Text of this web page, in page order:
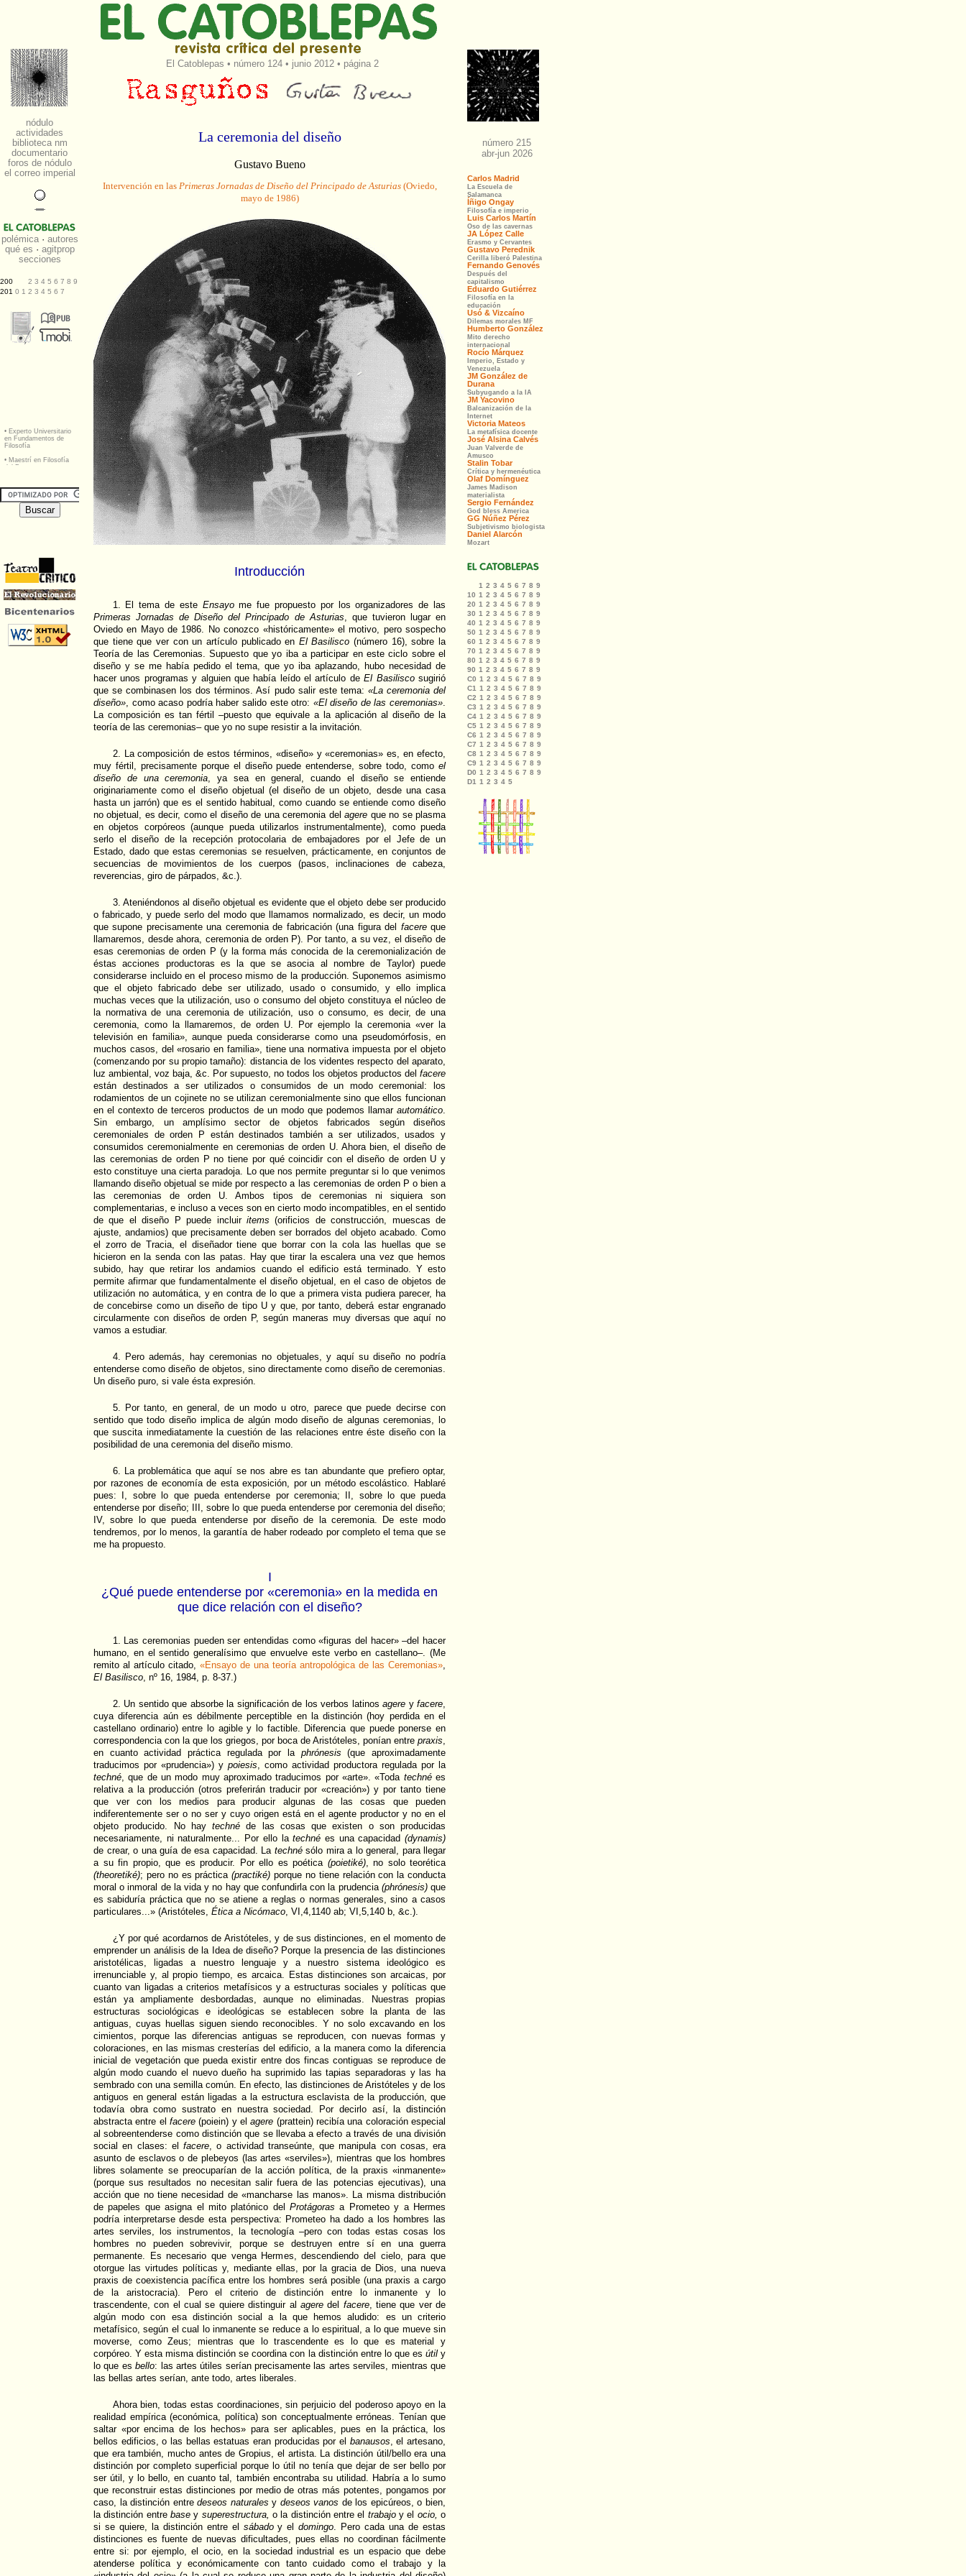
El Catoblepas • número 124 • junio 2012 • página 2
La ceremonia del diseño
Gustavo Bueno
Intervención en las Primeras Jornadas de Diseño del Principado de Asturias(Oviedo,
mayo de 1986)
Introducción
1. El tema de este Ensayome fue propuesto por los organizadores de las
Primeras Jornadas de Diseño del Principado de Asturias, que tuvieron lugar en
Oviedo en Mayo de 1986. No conozco «históricamente» el motivo, pero sospecho
que tiene que ver con un artículo publicado en El Basilisco (número 16), sobre la
Teoría de las Ceremonias. Supuesto que yo iba a participar en este ciclo sobre el
diseño y se me había pedido el tema, que yo iba aplazando, hubo necesidad de
hacer unos programas y alguien que había leído el artículo deEl Basiliscosugirió
que se combinasen los dos términos. Así pudo salir este tema: «La ceremonia del
diseño», como acaso podría haber salido este otro: «El diseño de las ceremonias».
La composición es tan fértil –puesto que equivale a la aplicación al diseño de la
teoría de las ceremonias– que yo no supe resistir a la invitación.
2. La composición de estos términos, «diseño» y «ceremonias» es, en efecto,
muy fértil, precisamente porque el diseño puede entenderse, sobre todo, como el
diseño de una ceremonia, ya sea en general, cuando el diseño se entiende
originariamente como el diseño objetual (el diseño de un objeto, desde una casa
hasta un jarrón) que es el sentido habitual, como cuando se entiende como diseño
no objetual, es decir, como el diseño de una ceremonia delagere que no se plasma
en objetos corpóreos (aunque pueda utilizarlos instrumentalmente), como pueda
serlo el diseño de la recepción protocolaria de embajadores por el Jefe de un
Estado, dado que estas ceremonias se resuelven, prácticamente, en conjuntos de
secuencias de movimientos de los cuerpos (pasos, inclinaciones de cabeza,
reverencias, giro de párpados, &c.).
3. Ateniéndonos al diseño objetual es evidente que el objeto debe ser producido
o fabricado, y puede serlo del modo que llamamos normalizado, es decir, un modo
que supone precisamente una ceremonia de fabricación (una figura del facereque
llamaremos, desde ahora, ceremonia de orden P). Por tanto, a su vez, el diseño de
esas ceremonias de orden P (y la forma más conocida de la ceremonialización de
éstas acciones productoras es la que se asocia al nombre de Taylor) puede
considerarse incluido en el proceso mismo de la producción. Suponemos asimismo
que el objeto fabricado debe ser utilizado, usado o consumido, y ello implica
muchas veces que la utilización, uso o consumo del objeto constituya el núcleo de
la normativa de una ceremonia de utilización, uso o consumo, es decir, de una
ceremonia, como la llamaremos, de orden U. Por ejemplo la ceremonia «ver la
televisión en familia», aunque pueda considerarse como una pseudomórfosis, en
muchos casos, del «rosario en familia», tiene una normativa impuesta por el objeto
(comenzando por su propio tamaño): distancia de los videntes respecto del aparato,
luz ambiental, voz baja, &c. Por supuesto, no todos los objetos productos del facere
están destinados a ser utilizados o consumidos de un modo ceremonial: los
rodamientos de un cojinete no se utilizan ceremonialmente sino que ellos funcionan
en el contexto de terceros productos de un modo que podemos llamar automático.
Sin embargo, un amplísimo sector de objetos fabricados según diseños
ceremoniales de orden P están destinados también a ser utilizados, usados y
consumidos ceremonialmente en ceremonias de orden U. Ahora bien, el diseño de
las ceremonias de orden P no tiene por qué coincidir con el diseño de orden U y
esto constituye una cierta paradoja. Lo que nos permite preguntar si lo que venimos
llamando diseño objetual se mide por respecto a las ceremonias de orden P o bien a
las ceremonias de orden U. Ambos tipos de ceremonias ni siquiera son
complementarias, e incluso a veces son en cierto modo incompatibles, en el sentido
de que el diseño P puede incluir items (orificios de construcción, muescas de
ajuste, andamios) que precisamente deben ser borrados del objeto acabado. Como
el zorro de Tracia, el diseñador tiene que borrar con la cola las huellas que se
hicieron en la senda con las patas. Hay que tirar la escalera una vez que hemos
subido, hay que retirar los andamios cuando el edificio está terminado. Y esto
permite afirmar que fundamentalmente el diseño objetual, en el caso de objetos de
utilización no automática, y en contra de lo que a primera vista pudiera parecer, ha
de concebirse como un diseño de tipo U y que, por tanto, deberá estar engranado
circularmente con diseños de orden P, según maneras muy diversas que aquí no
vamos a estudiar.
4. Pero además, hay ceremonias no objetuales, y aquí su diseño no podría
entenderse como diseño de objetos, sino directamente como diseño de ceremonias.
Un diseño puro, si vale ésta expresión.
5. Por tanto, en general, de un modo u otro, parece que puede decirse con
sentido que todo diseño implica de algún modo diseño de algunas ceremonias, lo
que suscita inmediatamente la cuestión de las relaciones entre éste diseño con la
posibilidad de una ceremonia del diseño mismo.
6. La problemática que aquí se nos abre es tan abundante que prefiero optar,
por razones de economía de esta exposición, por un método escolástico. Hablaré
pues: I, sobre lo que pueda entenderse por ceremonia; II, sobre lo que pueda
entenderse por diseño; III, sobre lo que pueda entenderse por ceremonia del diseño;
IV, sobre lo que pueda entenderse por diseño de la ceremonia. De este modo
tendremos, por lo menos, la garantía de haber rodeado por completo el tema que se
me ha propuesto.
I
¿Qué puede entenderse por «ceremonia» en la medida en
que dice relación con el diseño?
1. Las ceremonias pueden ser entendidas como «figuras del hacer» –del hacer
humano, en el sentido generalísimo que envuelve este verbo en castellano–. (Me
remito al artículo citado, «Ensayo de una teoría antropológica de las Ceremonias»,
El Basilisco, nº 16, 1984, p. 8-37.)
2. Un sentido que absorbe la significación de los verbos latinosagere yfacere,
cuya diferencia aún es débilmente perceptible en la distinción (hoy perdida en el
castellano ordinario) entre lo agible y lo factible. Diferencia que puede ponerse en
correspondencia con la que los griegos, por boca de Aristóteles, ponían entre praxis,
en cuanto actividad práctica regulada por la phrónesis (que aproximadamente
traducimos por «prudencia») y poiesis, como actividad productora regulada por la
techné, que de un modo muy aproximado traducimos por «arte». «Toda technées
relativa a la producción (otros preferirán traducir por «creación») y por tanto tiene
que ver con los medios para producir algunas de las cosas que pueden
indiferentemente ser o no ser y cuyo origen está en el agente productor y no en el
objeto producido. No hay techné de las cosas que existen o son producidas
necesariamente, ni naturalmente... Por ello latechné es una capacidad(dynamis)
de crear, o una guía de esa capacidad. La technésólo mira a lo general, para llegar
a su fin propio, que es producir. Por ello es poética (poietiké), no solo teorética
(theoretiké); pero no es práctica(practiké) porque no tiene relación con la conducta
moral o inmoral de la vida y no hay que confundirla con la prudencia (phrónesis)que
es sabiduría práctica que no se atiene a reglas o normas generales, sino a casos
particulares...» (Aristóteles, Ética a Nicómaco, VI,4,1140 ab; VI,5,140 b, &c.).
¿Y por qué acordarnos de Aristóteles, y de sus distinciones, en el momento de
emprender un análisis de la Idea de diseño? Porque la presencia de las distinciones
aristotélicas, ligadas a nuestro lenguaje y a nuestro sistema ideológico es
irrenunciable y, al propio tiempo, es arcaica. Estas distinciones son arcaicas, por
cuanto van ligadas a criterios metafísicos y a estructuras sociales y políticas que
están ya ampliamente desbordadas, aunque no eliminadas. Nuestras propias
estructuras sociológicas e ideológicas se establecen sobre la planta de las
antiguas, cuyas huellas siguen siendo reconocibles. Y no solo excavando en los
cimientos, porque las diferencias antiguas se reproducen, con nuevas formas y
coloraciones, en las mismas cresterías del edificio, a la manera como la diferencia
inicial de vegetación que pueda existir entre dos fincas contiguas se reproduce de
algún modo cuando el nuevo dueño ha suprimido las tapias separadoras y las ha
sembrado con una semilla común. En efecto, las distinciones de Aristóteles y de los
antiguos en general están ligadas a la estructura esclavista de la producción, que
todavía obra como sustrato en nuestra sociedad. Por decirlo así, la distinción
abstracta entre el facere (poiein) y elagere (prattein) recibía una coloración especial
al sobreentenderse como distinción que se llevaba a efecto a través de una división
social en clases: el facere, o actividad transeúnte, que manipula con cosas, era
asunto de esclavos o de plebeyos (las artes «serviles»), mientras que los hombres
libres solamente se preocuparían de la acción política, de la praxis «inmanente»
(porque sus resultados no necesitan salir fuera de las potencias ejecutivas), una
acción que no tiene necesidad de «mancharse las manos». La misma distribución
de papeles que asigna el mito platónico delProtágoras a Prometeo y a Hermes
podría interpretarse desde esta perspectiva: Prometeo ha dado a los hombres las
artes serviles, los instrumentos, la tecnología –pero con todas estas cosas los
hombres no pueden sobrevivir, porque se destruyen entre sí en una guerra
permanente. Es necesario que venga Hermes, descendiendo del cielo, para que
otorgue las virtudes políticas y, mediante ellas, por la gracia de Dios, una nueva
praxis de coexistencia pacífica entre los hombres será posible (una praxis a cargo
de la aristocracia). Pero el criterio de distinción entre lo inmanente y lo
trascendente, con el cual se quiere distinguir al ageredel facere, tiene que ver de
algún modo con esa distinción social a la que hemos aludido: es un criterio
metafísico, según el cual lo inmanente se reduce a lo espiritual, a lo que mueve sin
moverse, como Zeus; mientras que lo trascendente es lo que es material y
corpóreo. Y esta misma distinción se coordina con la distinción entre lo que es útily
lo que esbello: las artes útiles serían precisamente las artes serviles, mientras que
las bellas artes serían, ante todo, artes liberales.
Ahora bien, todas estas coordinaciones, sin perjuicio del poderoso apoyo en la
realidad empírica (económica, política) son conceptualmente erróneas. Tenían que
saltar «por encima de los hechos» para ser aplicables, pues en la práctica, los
bellos edificios, o las bellas estatuas eran producidas por el banausos, el artesano,
que era también, mucho antes de Gropius, el artista. La distinción útil/bello era una
distinción por completo superficial porque lo útil no tenía que dejar de ser bello por
ser útil, y lo bello, en cuanto tal, también encontraba su utilidad. Habría a lo sumo
que reconstruir estas distinciones por medio de otras más potentes, pongamos por
caso, la distinción entredeseos naturales y deseos vanos de los epicúreos, o bien,
la distinción entre base y superestructura, o la distinción entre el trabajoy el ocio, o
si se quiere, la distinción entre el sábadoy eldomingo. Pero cada una de estas
distinciones es fuente de nuevas dificultades, pues ellas no coordinan fácilmente
entre si: por ejemplo, el ocio, en la sociedad industrial es un espacio que debe
atenderse política y económicamente con tanto cuidado como el trabajo y la